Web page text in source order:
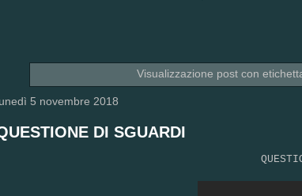
Visualizzazione post con
5 novembre 2018
DI SGUARDI